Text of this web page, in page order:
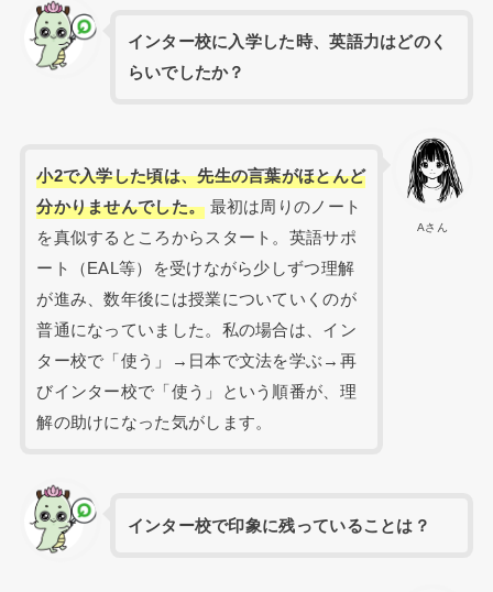
インター校に入学した時、英語力はどのく
らいでしたか？
Aさん
小2で入学した頃は、先生の言葉がほとんど
分かりませんでした。 最初は周りのノート
を真似するところからスタート。英語サポ
ート（EAL等）を受けながら少しずつ理解
が進み、数年後には授業についていくのが
普通になっていました。私の場合は、イン
ター校で「使う」→日本で文法を学ぶ→再
びインター校で「使う」という順番が、理
解の助けになった気がします。
インター校で印象に残っていることは？